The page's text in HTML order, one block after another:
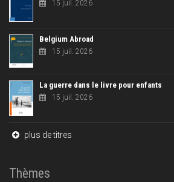
15 juil. 2026
Belgium Abroad
15 juil. 2026
La guerre dans le livre pour enfants
15 juil. 2026
plus de titres
Thèmes